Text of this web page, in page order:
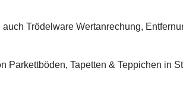
Trödelware Wertanrechung,
Parkettböden, Tapetten & Teppichen in